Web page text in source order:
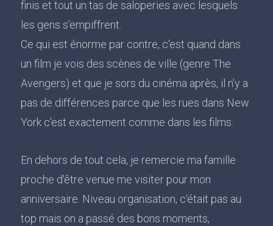
finis et tout un tas de saloperies avec lesquels
les gens s’empiffrent.
Ce qui est énorme par contre, c'est quand dans
un film je vois des scènes de ville (genre The
Avengers) et que je sors du cinéma après, il n'y a
pas de différences parce que les rues dans New
York c'est exactement comme dans les films.
En dehors de tout cela, je remercie ma famille
proche d'être venue me visiter pour mon
anniversaire. Niveau organisation, c'était pas au
top mais on a passé des bons moments,